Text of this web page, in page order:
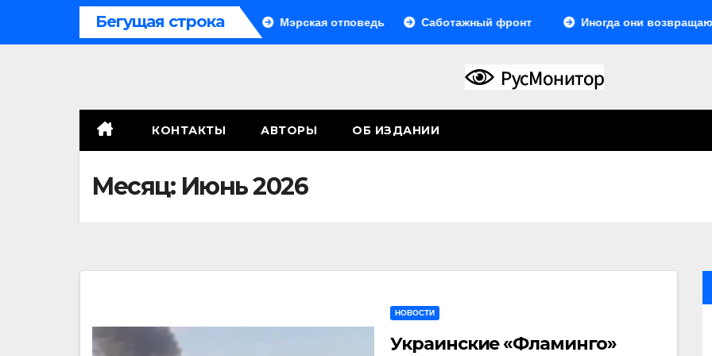
Бегущая строка
Система больше не монолитна Мэрская отповедь Саботажный фронт Иногда они возвращаются… Или
КОНТАКТЫ АВТОРЫ ОБ ИЗДАНИИ
Месяц: Июнь 2026
НОВОСТИ
Украинские «Фламинго»